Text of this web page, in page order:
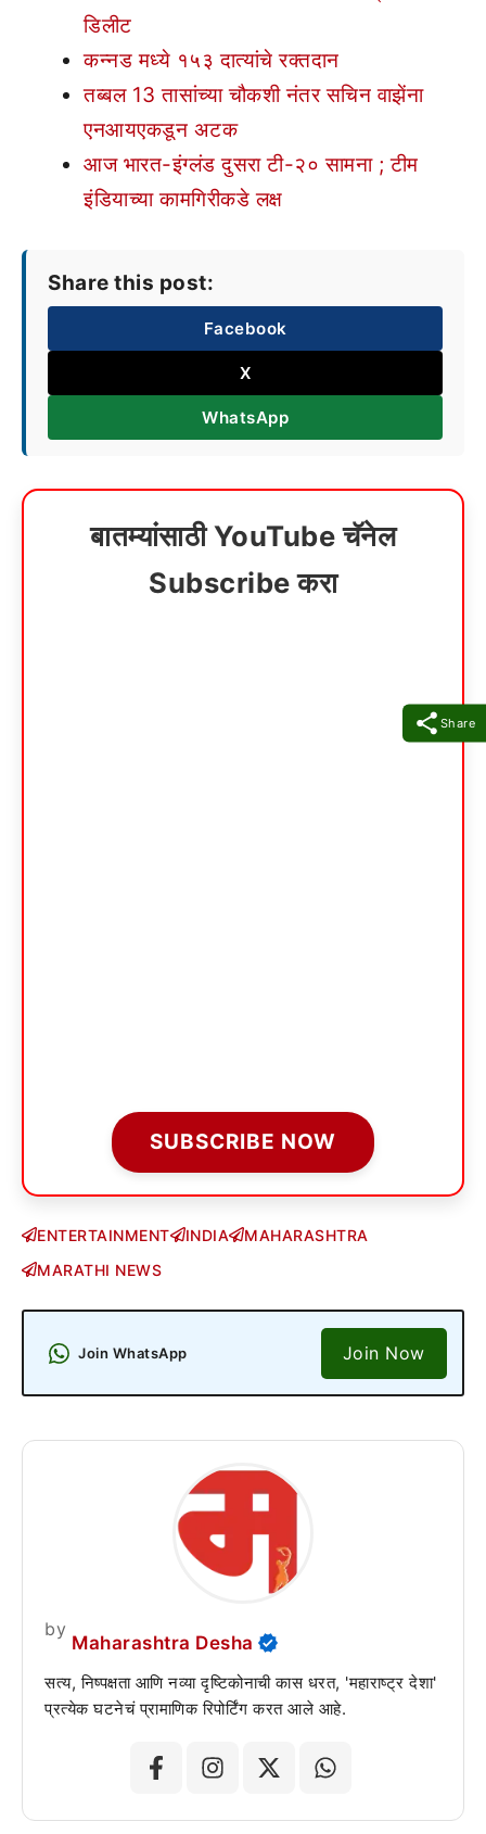
Share
डिलीट
कन्नड मध्ये १५३ दात्यांचे रक्तदान
तब्बल 13 तासांच्या चौकशी नंतर सचिन वाझेंना
एनआयएकडून अटक
आज भारत-इंग्लंड दुसरा टी-२० सामना ; टीम
इंडियाच्या कामगिरीकडे लक्ष
Share this post:
Facebook
X
WhatsApp
बातम्यांसाठी YouTube चॅनेल
Subscribe करा
SUBSCRIBE NOW
ENTERTAINMENT INDIA
MAHARASHTRA
MARATHI NEWS
Join WhatsApp Join Now
by
Maharashtra Desha
सत्य, निष्पक्षता आणि नव्या दृष्टिकोनाची कास धरत, 'महाराष्ट्र देशा'
प्रत्येक घटनेचं प्रामाणिक रिपोर्टिंग करत आले आहे.